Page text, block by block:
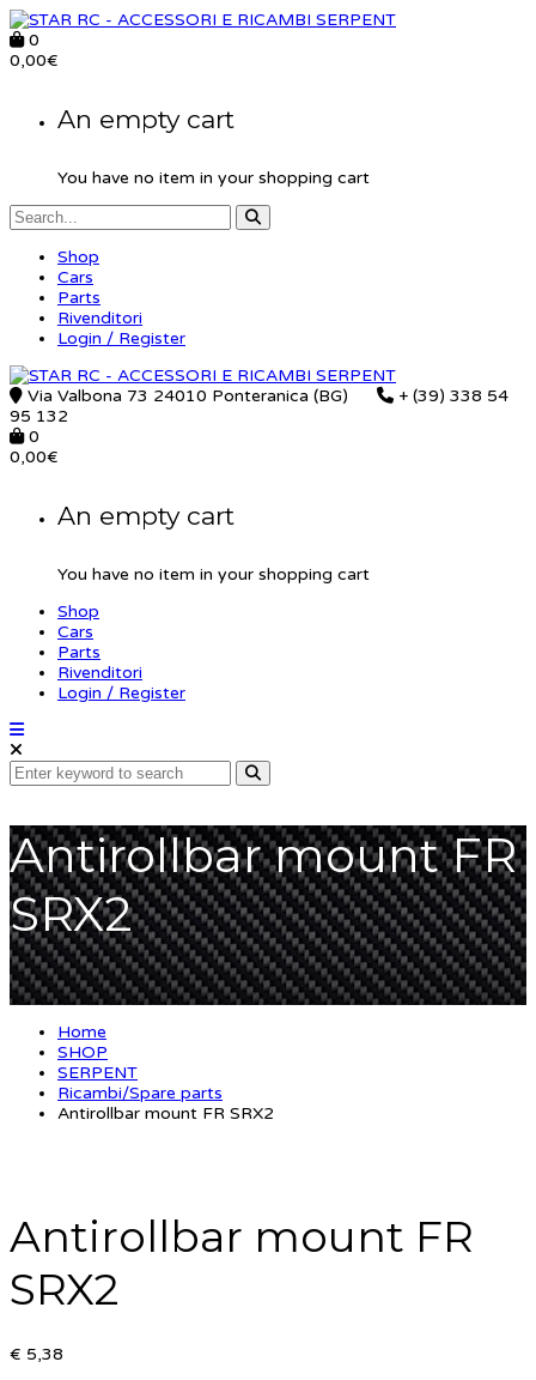
0
0,00€
An empty cart
You have no item in your shopping cart
Shop
Cars
Parts
Rivenditori
Login / Register
Via Valbona 73 24010 Ponteranica (BG)
+ (39) 338 54
95 132
0
0,00€
An empty cart
You have no item in your shopping cart
Shop
Cars
Parts
Rivenditori
Login / Register
Antirollbar mount FR
SRX2
Home
SHOP
SERPENT
Ricambi/Spare parts
Antirollbar mount FR SRX2
Antirollbar mount FR
SRX2
€ 5,38